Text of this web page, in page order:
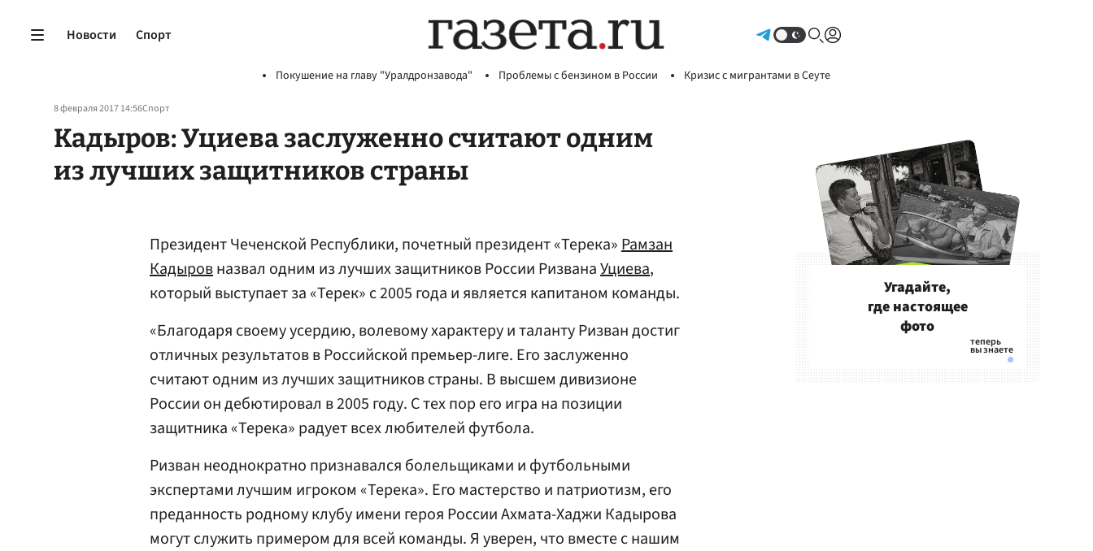
Новости Спорт
Покушение на главу "Уралдронзавода" Проблемы с бензином в России Кризис с мигрантами в Сеуте
8 февраля 2017 14:56Спорт
Кадыров: Уциева заслуженно считают одним
из лучших защитников страны
Президент Чеченской Республики, почетный президент «Терека»Рамзан
Кадыровназвал одним из лучших защитников России РизванаУциева,
который выступает за «Терек» с 2005 года и является капитаном команды.
«Благодаря своему усердию, волевому характеру и таланту Ризван достиг
отличных результатов в Российской премьер-лиге. Его заслуженно
считают одним из лучших защитников страны. В высшем дивизионе
России он дебютировал в 2005 году. С тех пор его игра на позиции
защитника «Терека» радует всех любителей футбола.
Ризван неоднократно признавался болельщиками и футбольными
экспертами лучшим игроком «Терека». Его мастерство и патриотизм, его
преданность родному клубу имени героя России Ахмата-Хаджи Кадырова
могут служить примером для всей команды. Я уверен, что вместе с нашим
Угадайте,
где настоящее
фото